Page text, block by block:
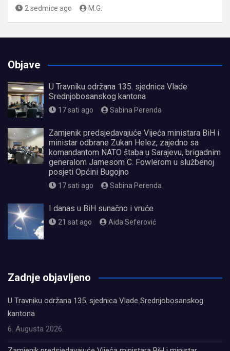
2 sedmice ago M.G.
Objave
U Travniku održana 135. sjednica Vlade
Srednjobosanskog kantona
17 sati ago Sabina Perenda
Zamjenik predsjedavajuće Vijeća ministara BiH i
ministar odbrane Zukan Helez, zajedno sa
komandantom NATO štaba u Sarajevu, brigadnim
generalom Jamesom C. Fowlerom u službenoj
posjeti Općini Bugojno
17 sati ago Sabina Perenda
I danas u BiH sunačno i vruće
21 sat ago Aida Seferović
Zadnje objavljeno
U Travniku održana 135. sjednica Vlade Srednjobosanskog
kantona
6. Augusta 2026.